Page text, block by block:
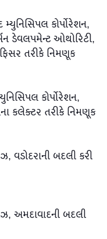
કોર્પોરેશન,
ડેવલપમેન્ટ ઓથોરિટી,
તરીકે નિમણૂક
કોર્પોરેશન,
કલેક્ટર તરીકે નિમણૂક
વડોદરાની બદલી કરી
અમદાવાદની બદલી